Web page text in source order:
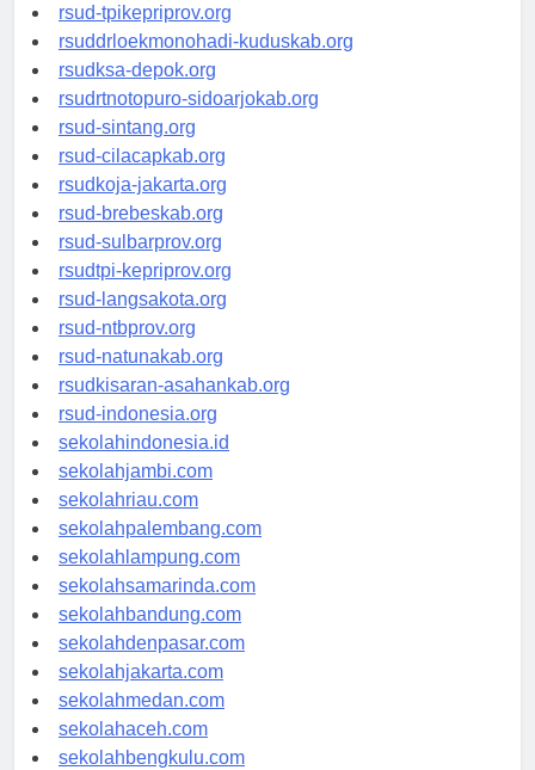
rsud-tpikepriprov.org
rsuddrloekmonohadi-kuduskab.org
rsudksa-depok.org
rsudrtnotopuro-sidoarjokab.org
rsud-sintang.org
rsud-cilacapkab.org
rsudkoja-jakarta.org
rsud-brebeskab.org
rsud-sulbarprov.org
rsudtpi-kepriprov.org
rsud-langsakota.org
rsud-ntbprov.org
rsud-natunakab.org
rsudkisaran-asahankab.org
rsud-indonesia.org
sekolahindonesia.id
sekolahjambi.com
sekolahriau.com
sekolahpalembang.com
sekolahlampung.com
sekolahsamarinda.com
sekolahbandung.com
sekolahdenpasar.com
sekolahjakarta.com
sekolahmedan.com
sekolahaceh.com
sekolahbengkulu.com